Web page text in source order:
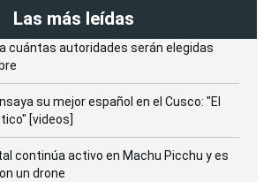
Las más leídas
cuántas autoridades serán elegidas
su mejor español en el Cusco: "El
[videos]
continúa activo en Machu Picchu y es
un drone